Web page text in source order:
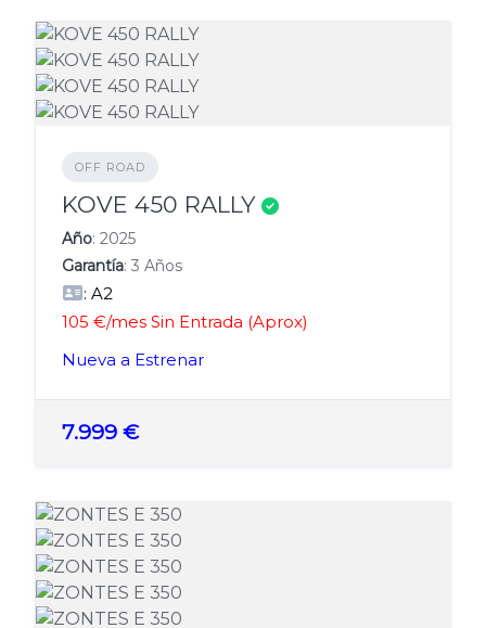
OFF ROAD
KOVE 450 RALLY Verificado
Año: 2025
Garantía: 3 Años
: A2
105 €/mes Sin Entrada (Aprox)
Nueva a Estrenar
7.999 €